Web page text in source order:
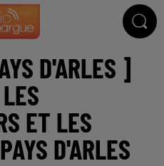
D'ARLES ]
ET LES
D'ARLES